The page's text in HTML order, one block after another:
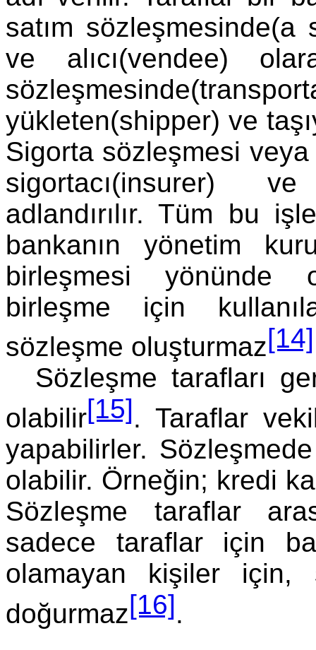
satım sözleşmesinde(a
ve alıcı(vendee)
yükleten(shipper) ve
Sigorta sözleşmesi
sigortacı(insurer)
adlandırılır. Tüm bu
bankanın yönetim
birleşmesi yönünde
birleşme için
sözleşme oluşturmaz[14]
Sözleşme tarafları
olabilir[15]. Taraflar
yapabilirler.
olabilir. Örneğin; kredi
Sözleşme taraflar
sadece taraflar için
olamayan kişiler için,
doğurmaz[16].